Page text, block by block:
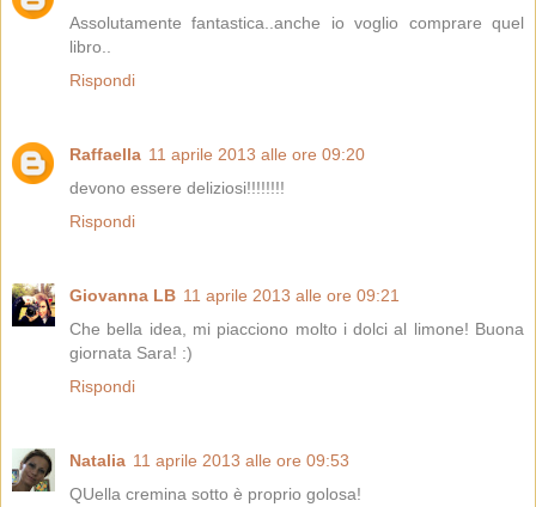
Assolutamente fantastica..anche io voglio comprare quel
libro..
Rispondi
Raffaella 11 aprile 2013 alle ore 09:20
devono essere deliziosi!!!!!!!!
Rispondi
Giovanna LB 11 aprile 2013 alle ore 09:21
Che bella idea, mi piacciono molto i dolci al limone! Buona
giornata Sara! :)
Rispondi
Natalia 11 aprile 2013 alle ore 09:53
QUella cremina sotto è proprio golosa!